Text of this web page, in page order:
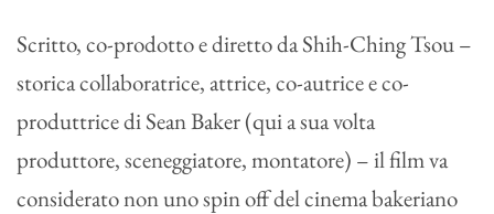
Scritto, co-prodotto e diretto da Shih-Ching Tsou –
storica collaboratrice, attrice, co-autrice e co-
produttrice di Sean Baker (qui a sua volta
produttore, sceneggiatore, montatore) – il film va
considerato non uno spin off del cinema bakeriano